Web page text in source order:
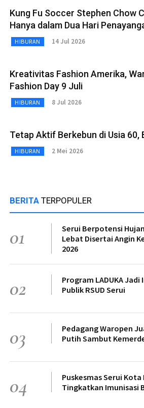
Kung Fu Soccer Stephen Chow
Hanya dalam Dua Hari
HIBURAN 14 Jul 2026
Kreativitas Fashion Amerika,
Fashion Day 9 Juli
HIBURAN 8 Jul 2026
Tetap Aktif Berkebun di Usia 60,
HIBURAN 2 Mei 2026
BERITA TERPOPULER
01
Serui Berpotensi
Lebat Disertai Angin
2026
02
Program LADUKA
Publik RSUD Serui
03
Pedagang Waropen
Putih Sambut
04
Puskesmas Serui Kota
Tingkatkan Imunisasi